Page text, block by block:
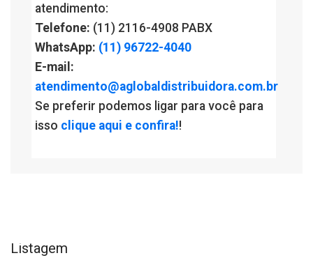
atendimento:
Telefone: (11) 2116-4908 PABX
WhatsApp: (11) 96722-4040
E-mail:
atendimento@aglobaldistribuidora.com.br
Se preferir podemos ligar para você para
isso clique aqui e confira!!
Listagem